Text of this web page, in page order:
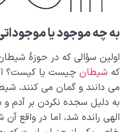
به چه موجود یا
اولین سؤالی که در حوزۀ
که شیطان چیست یا کیست؟
می دانند و گمان می کنند،
به دلیل سجده نکردن بر آدم و
الهی رانده شد، اما در